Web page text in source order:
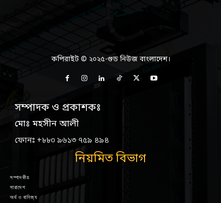
কপিরাইট © ২০২৫-গুড নিউজ বাংলাদেশ।
সম্পাদক ও প্রকাশকঃ
মোঃ মহসীন আলী
ফোনঃ +৮৮০ ৯৬১৩ ৭৫৯ ৪৯৪
নিয়মিত বিভাগ
সম্পাদকীয়
সারাদেশ
অর্থ ও বানিজ্য